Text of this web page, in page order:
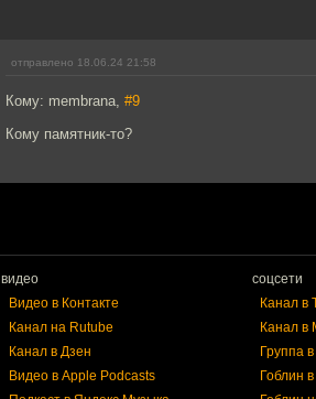
отправлено 18.06.24 21:58
Кому: membrana, #9
Кому памятник-то?
видео
Видео в Контакте
Канал на Rutube
Канал в Дзен
Видео в Apple Podcasts
соцсети
Канал в
Канал в
Группа
Гоблин